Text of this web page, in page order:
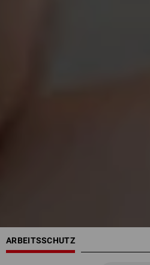
ARBEITSSCHUTZ